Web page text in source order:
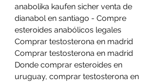
anabolika kaufen sicher venta de
dianabol en santiago - Compre
esteroides anabólicos legales
Comprar testosterona en madrid
Comprar testosterona en madrid
Donde comprar esteroides en
uruguay, comprar testosterona en